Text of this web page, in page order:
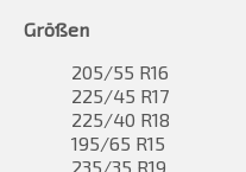
Größen
205/55 R16
225/45 R17
225/40 R18
195/65 R15
235/35 R19